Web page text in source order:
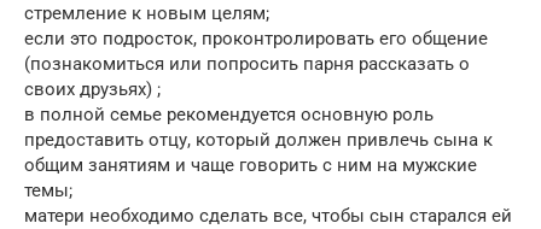
стремление к новым целям;
если это подросток, проконтролировать его общение
(познакомиться или попросить парня рассказать о
своих друзьях) ;
в полной семье рекомендуется основную роль
предоставить отцу, который должен привлечь сына к
общим занятиям и чаще говорить с ним на мужские
темы;
матери необходимо сделать все, чтобы сын старался ей